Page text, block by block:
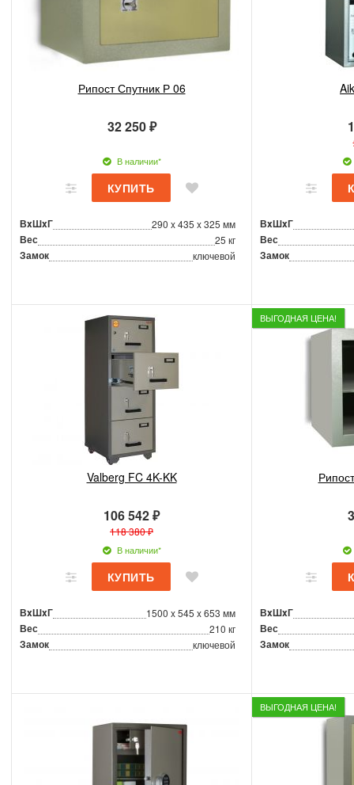
Рипост Спутник Р 06
32 250 ₽
В наличии*
ВxШxГ 290 x 435 x 325 мм
Вес 25 кг
Замок ключевой
ВxШxГ
Вес
Замок
Valberg FC 4K-KK
106 542 ₽
118 380 ₽
В наличии*
ВxШxГ 1500 x 545 x 653 мм
Вес 210 кг
Замок ключевой
ВЫГОДНАЯ ЦЕНА!
ВxШxГ
Вес
Замок
ВЫГОДНАЯ ЦЕНА!